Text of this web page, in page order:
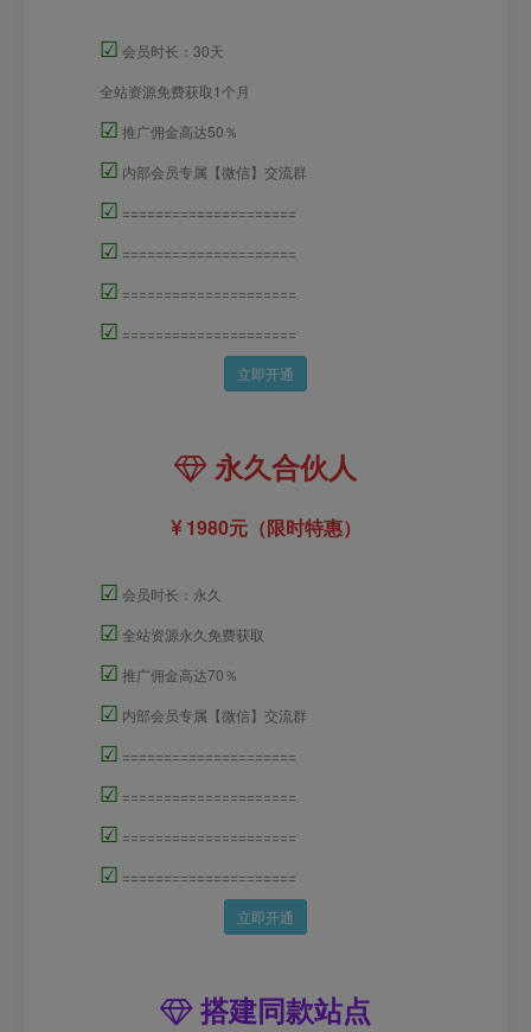
☑ 会员时长：30天
全站资源免费获取1个月
☑ 推广佣金高达50％
☑ 内部会员专属【微信】交流群
☑ =====================
☑ =====================
☑ =====================
☑ =====================
立即开通
永久合伙人
1980元（限时特惠）
☑ 会员时长：永久
☑ 全站资源永久免费获取
☑ 推广佣金高达70％
☑ 内部会员专属【微信】交流群
☑ =====================
☑ =====================
☑ =====================
☑ =====================
立即开通
搭建同款站点